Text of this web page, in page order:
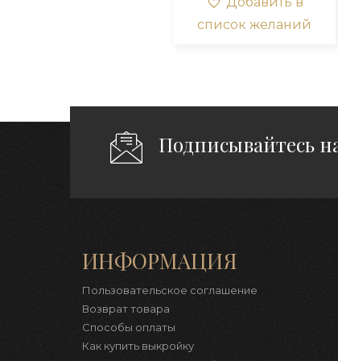
список желаний
Подписывайтесь
ИНФОРМАЦИЯ
Пользовательское соглашение
Возврат товара
Способы оплаты
Как купить выкройку